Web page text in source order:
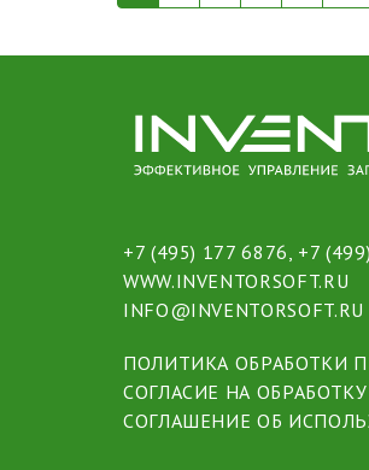
+7 (495) 177 6876 +7
WWW.INVENTORSOFT.RU
INFO@INVENTORSOFT.RU
ПОЛИТИКА ОБРАБОТКИ
СОГЛАСИЕ НА
СОГЛАШЕНИЕ ОБ